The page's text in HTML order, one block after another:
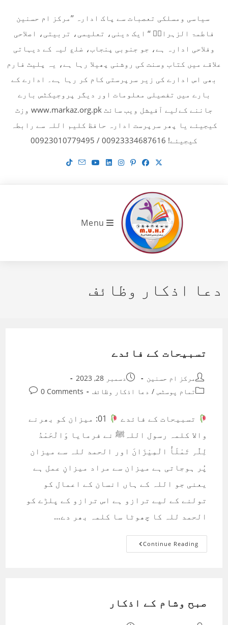
content
سیاسی ومسلکی تعصبات سے پاک ادارہ ’’مرکز ام حسنین
فاطمۃ الزہراءؓ ‘‘ ایک دینی، تعلیمی، تربیتی، اصلاحی
وفلاحی ادارہ ہے، جو جنوبی پنجاب، ضلع لیہ کے دیہاتی
علاقے میں کتاب وسنت کی روشنی پھیلا رہا ہے، یہ پلیٹ فارم
بھی اس ادارے کی زیر سرپرستی کام کر رہا ہے۔ ادارے کے
بارے میں تفصیلی معلومات اور دیگر پروجیکٹس بارے
جاننے کےلیے آفیشل ویب سائٹ www.markaz.org.pk وزٹ
کیجیئے یا پھر سرپرست ادارہ حافظ کلیم اللہ سے رابطہ
کیجیئے! 00923334687616 / 00923010779495
Menu
دعا اذکار وظائف
تسبیحات کے فائدے
Post
author:
مرکز ام حسنین
Post
published:
دسمبر 28, 2023
Postتمام پوسٹس / دعا اذکار وظائف
Post
0 Comments
تسبیحات کے فائدے
01: میزان کو بھرنے
والا کلمہ رسول اللہﷺ نے فرمایا وَالْحَمْدُ
لِلّٰہِ تَمْلَأُ الْمِیْزَانَ اور الحمد للہ سے میزان
پُر ہوجاتی ہے میزان سے مراد میزانِ عمل ہے
یعنی جو اللہ کے ہاں انسان کے اعمال کو
تولنے کے لیے ترازو ہے اس ترازو کے پلڑے کو
الحمد للہ کا چھوٹا سا کلمہ بھر دے…
Continue Readingتسبیحات
کے
صبح وشام کے اذکار